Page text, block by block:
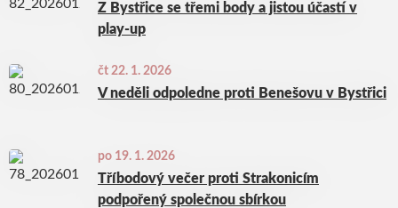
Z Bystřice se třemi body a jistou účastí v
play-up
čt 22. 1. 2026
V neděli odpoledne proti Benešovu v Bystřici
po 19. 1. 2026
Tříbodový večer proti Strakonicím
podpořený společnou sbírkou